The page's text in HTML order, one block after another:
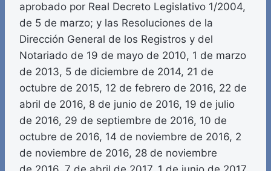
aprobado por Real Decreto Legislativo 1/2004,
de 5 de marzo; y las Resoluciones de la
Dirección General de los Registros y del
Notariado de 19 de mayo de 2010, 1 de marzo
de 2013, 5 de diciembre de 2014, 21 de
octubre de 2015, 12 de febrero de 2016, 22 de
abril de 2016, 8 de junio de 2016, 19 de julio
de 2016, 29 de septiembre de 2016, 10 de
octubre de 2016, 14 de noviembre de 2016, 2
de noviembre de 2016, 28 de noviembre